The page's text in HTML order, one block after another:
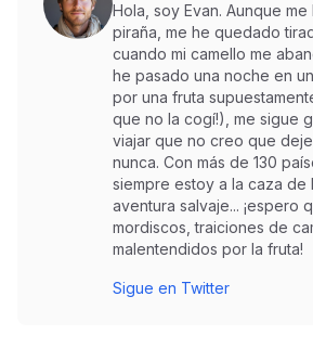
Hola, soy Evan. Aunque
piraña, me he quedado
cuando mi camello me
he pasado una noche en
por una fruta
que no la cogí!), me sigue
viajar que no creo que
nunca. Con más de 130
siempre estoy a la caza de
aventura salvaje... ¡espero
mordiscos, traiciones de
malentendidos por la fruta!
Sigue en Twitter